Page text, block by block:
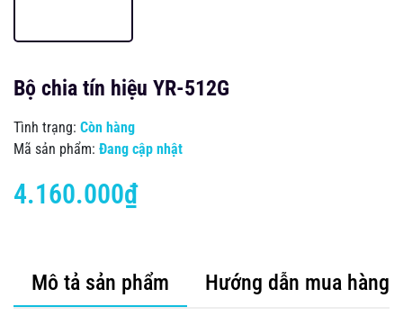
Bộ chia tín hiệu YR-512G
Tình trạng: Còn hàng
Mã sản phẩm: Đang cập nhật
4.160.000₫
Mô tả sản phẩm Hướng dẫn mua hàng